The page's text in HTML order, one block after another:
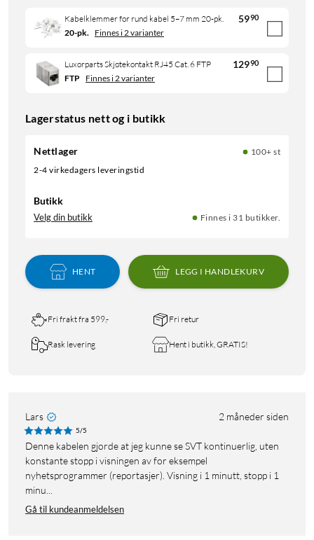
Kabelklemmer for rund kabel 5–7 mm 20-pk. 5990
20-pk. Finnes i 2 varianter
Luxorparts Skjøtekontakt RJ45 Cat. 6 FTP 12990
FTP Finnes i 2 varianter
Lagerstatus nett og i butikk
Nettlager
100+ st
2-4 virkedagers leveringstid
Butikk
Velg din butikk Finnes i 31 butikker.
HENT LEGG I HANDLEKURV
Fri frakt fra 599,- Fri retur
Rask levering Hent i butikk, GRATIS!
Lars 2 måneder siden
5/5
Denne kabelen gjorde at jeg kunne se SVT kontinuerlig, uten
konstante stopp i visningen av for eksempel
nyhetsprogrammer (reportasjer). Visning i 1 minutt, stopp i 1
minu...
Gå til kundeanmeldelsen